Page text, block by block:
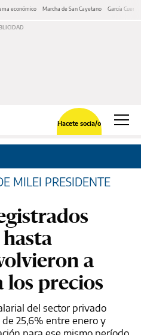
económico Marcha de San Cayetano García Cuerva
Hacete socia/o
MILEI PRESIDENTE
a
precios
del sector privado
25,6% entre enero y